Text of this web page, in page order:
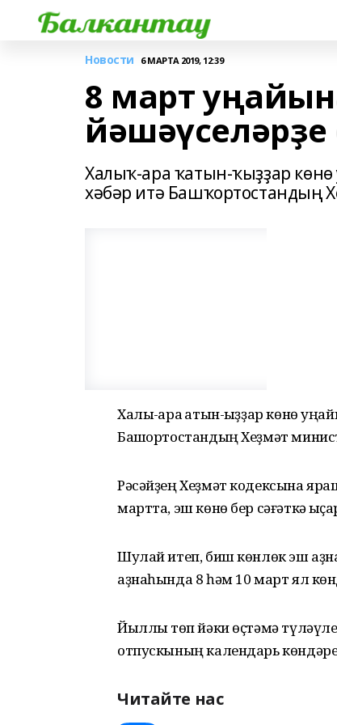
Новости 6 МАРТА 2019, 12:39
8 март
йәшәүселәрҙе
Халыҡ-ара ҡатын-ҡыҙҙар көнө
хәбәр итә Башҡортостандың
Халыҡ-ара ҡатын-ҡыҙҙар көнө
Башҡортостандың Хеҙмәт
Рәсәйҙең Хеҙмәт кодексына
мартта, эш көнө бер сәғәткә
Шулай итеп, биш көнлөк эш
аҙнаһында 8 һәм 10 март ял
Йыллыҡ төп йәки өҫтәмә
отпускының календарь
Читайте нас